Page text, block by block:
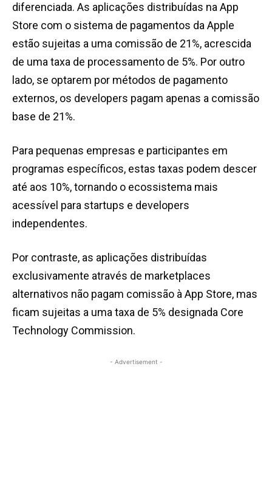
diferenciada. As aplicações distribuídas na App
Store com o sistema de pagamentos da Apple
estão sujeitas a uma comissão de 21%, acrescida
de uma taxa de processamento de 5%. Por outro
lado, se optarem por métodos de pagamento
externos, os developers pagam apenas a comissão
base de 21%.
Para pequenas empresas e participantes em
programas específicos, estas taxas podem descer
até aos 10%, tornando o ecossistema mais
acessível para startups e developers
independentes.
Por contraste, as aplicações distribuídas
exclusivamente através de marketplaces
alternativos não pagam comissão à App Store, mas
ficam sujeitas a uma taxa de 5% designada Core
Technology Commission.
- Advertisement -